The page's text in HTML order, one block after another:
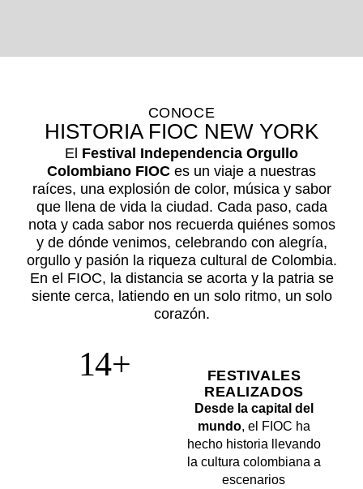
CONOCE
HISTORIA FIOC NEW YORK
El Festival Independencia Orgullo
Colombiano FIOC es un viaje a nuestras
raíces, una explosión de color, música y sabor
que llena de vida la ciudad. Cada paso, cada
nota y cada sabor nos recuerda quiénes somos
y de dónde venimos, celebrando con alegría,
orgullo y pasión la riqueza cultural de Colombia.
En el FIOC, la distancia se acorta y la patria se
siente cerca, latiendo en un solo ritmo, un solo
corazón.
14+
FESTIVALES
REALIZADOS
Desde la capital del
mundo, el FIOC ha
hecho historia llevando
la cultura colombiana a
escenarios